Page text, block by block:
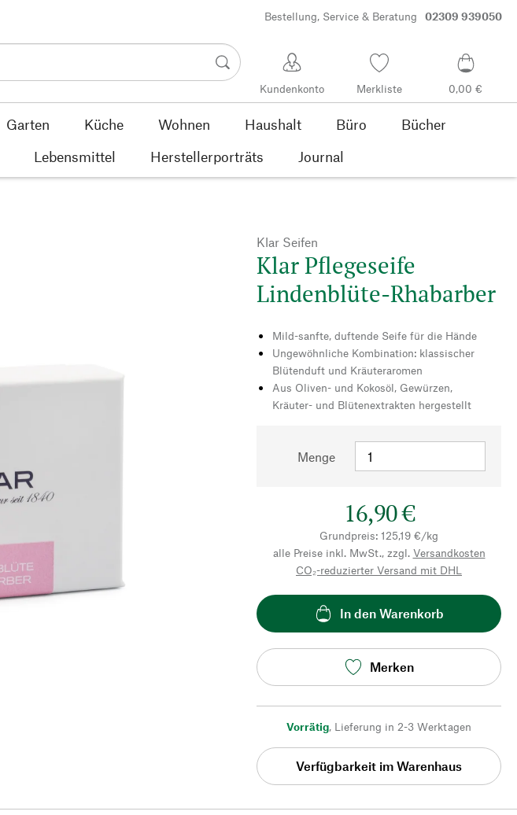
Bestellung, Service & Beratung 02309 939050
Kundenkonto Merkliste 0,00 €
Garten Küche Wohnen Haushalt Büro
Bücher
Lebensmittel Herstellerporträts Journal
Klar Seifen
Klar Pflegeseife
Lindenblüte-Rhabarber
Mild-sanfte, duftende Seife für die Hände
Ungewöhnliche Kombination: klassischer
Blütenduft und Kräuteraromen
Aus Oliven- und Kokosöl, Gewürzen,
Kräuter- und Blütenextrakten hergestellt
Menge
16,90 €
Grundpreis: 125,19 €/kg
alle Preise inkl. MwSt., zzgl. Versandkosten
CO₂-reduzierter Versand mit DHL
In den Warenkorb
Merken
Vorrätig, Lieferung in 2-3 Werktagen
Verfügbarkeit im Warenhaus